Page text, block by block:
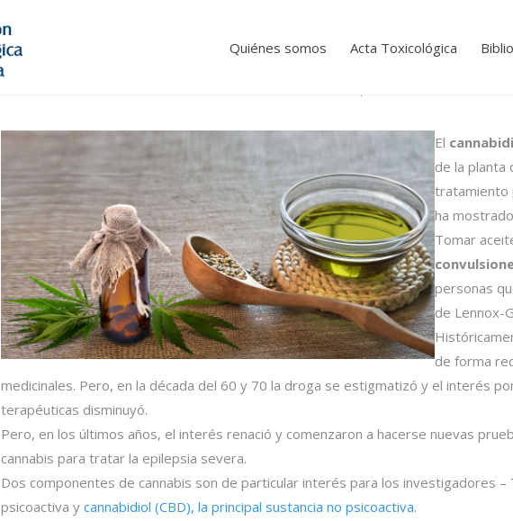
Quiénes somos Acta Toxicológica
El
de la planta
tratamiento
ha mostrado
Tomar
personas
de Lennox-
de forma
medicinales. Pero, en la década del 60 y 70 la droga se estigmatizó y el interés
terapéuticas disminuyó.
Pero, en los últimos años, el interés renació y comenzaron a hacerse nuevas
cannabis para tratar la epilepsia severa.
Dos componentes de cannabis son de particular interés para los investigadores –
psicoactiva y cannabidiol (CBD), la principal sustancia no psicoactiva.